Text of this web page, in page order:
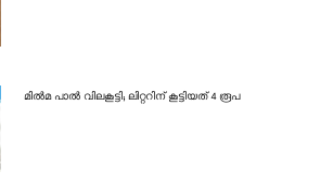
മിൽമ പാൽ വിലകൂട്ടി; ലിറ്ററിന് കൂട്ടിയത് 4 രൂപ